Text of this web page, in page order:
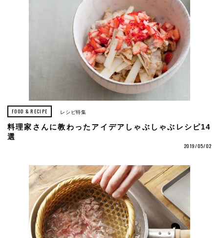
FOOD & RECIPE レシピ特集
料理家さんに教わったアイデアしゃぶしゃぶレシピ14
選
2019/05/02